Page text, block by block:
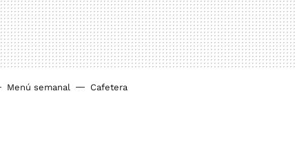
Menú semanal Cafetera